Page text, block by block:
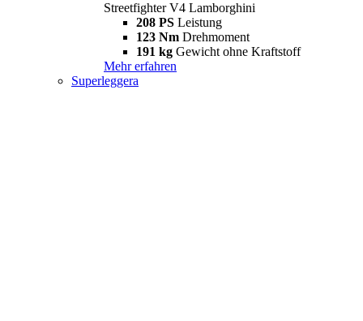
Streetfighter V4 Lamborghini
208 PS Leistung
123 Nm Drehmoment
191 kg Gewicht ohne Kraftstoff
Mehr erfahren
Superleggera